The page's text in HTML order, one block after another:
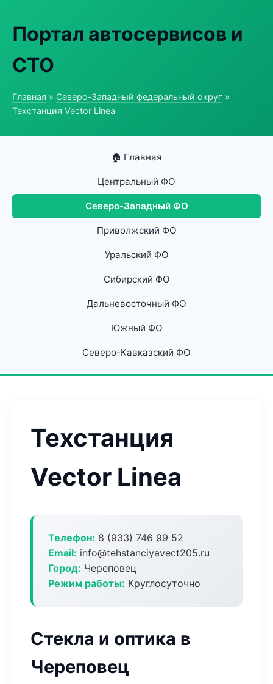
Портал автосервисов и
СТО
Главная » Северо-Западный федеральный округ »
Техстанция Vector Linea
🏠 Главная
Центральный ФО
Северо-Западный ФО
Приволжский ФО
Уральский ФО
Сибирский ФО
Дальневосточный ФО
Южный ФО
Северо-Кавказский ФО
Техстанция
Vector Linea
Телефон: 8 (933) 746 99 52
Email: info@tehstanciyavect205.ru
Город: Череповец
Режим работы: Круглосуточно
Стекла и оптика в
Череповец